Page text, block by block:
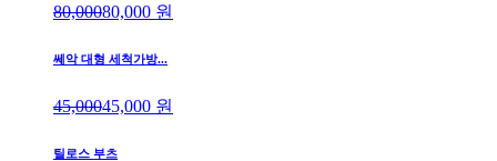
80,00080,000 원
쎄악 대형 세척가방...
45,00045,000 원
틸로스 부츠